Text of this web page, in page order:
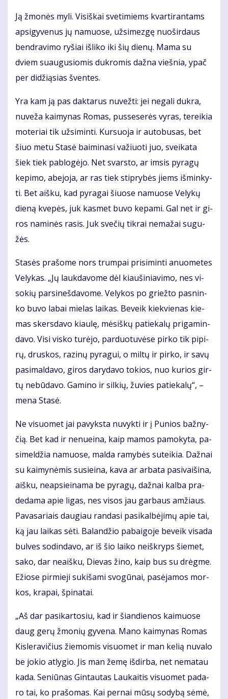
Ją žmo­nės my­li. Vi­siš­kai sve­ti­miems kvar­ti­ran­tams
ap­si­gy­ve­nus jų na­muo­se, už­si­mez­gę nuo­šir­daus
ben­dra­vi­mo ry­šiai iš­li­ko iki šių die­nų. Ma­ma su
dviem su­au­gu­sio­mis duk­ro­mis daž­na vieš­nia, ypač
per di­dži­ą­sias šven­tes.
Yra kam ją pas dak­ta­rus nu­vež­ti: jei ne­ga­li duk­ra,
nu­ve­ža kai­my­nas Ro­mas, pus­se­se­rės vy­ras, te­rei­kia
mo­te­riai tik už­si­min­ti. Kur­suo­ja ir au­to­bu­sas, bet
šiuo me­tu Sta­sė bai­mi­na­si va­žiuo­ti juo, svei­ka­ta
šiek tiek pa­blo­gė­jo. Net svars­to, ar im­sis py­ra­gų
ke­pi­mo, abe­jo­ja, ar ras tiek stip­ry­bės jiems iš­min­ky­
ti. Bet aiš­ku, kad py­ra­gai šiuo­se na­muo­se Ve­ly­kų
die­ną kve­pės, juk kas­met bu­vo ke­pa­mi. Gal net ir gi­
ros na­mi­nės ra­sis. Juk sve­čių tik­rai ne­ma­žai su­gu­
žės.
Sta­sės pra­šo­me nors trum­pai pri­si­min­ti anuo­me­tes
Ve­ly­kas. „Jų lauk­da­vo­me dėl kiau­ši­nia­vi­mo, nes vi­
so­kių par­si­neš­da­vo­me. Ve­ly­kos po griež­to pas­nin­
ko bu­vo la­bai mie­las lai­kas. Be­veik kiek­vie­nas kie­
mas skers­da­vo kiau­lę, mė­siš­kų pa­tie­ka­lų pri­ga­min­
da­vo. Vi­si vis­ko tu­rė­jo, par­duo­tu­vė­se pir­ko tik pi­pi­
rų, drus­kos, ra­zi­nų py­ra­gui, o mil­tų ir pir­ko, ir sa­vų
pa­si­mal­da­vo, gi­ros da­ry­da­vo to­kios, nuo ku­rios gir­
tų ne­bū­da­vo. Ga­mi­no ir sil­kių, žu­vies pa­tie­ka­lų“, –
me­na Sta­sė.
Ne vi­suo­met jai pa­vyks­ta nu­vyk­ti ir į Pu­nios baž­ny­
čią. Bet kad ir ne­nu­ei­na, kaip ma­mos pa­mo­ky­ta, pa­
si­mel­džia na­muo­se, mal­da ra­my­bės su­tei­kia. Daž­nai
su kai­my­nė­mis su­si­ei­na, ka­va ar ar­ba­ta pa­si­vai­ši­na,
aiš­ku, neap­si­ei­na­ma be py­ra­gų, daž­nai kal­ba pra­
de­da­ma apie li­gas, nes vi­sos jau gar­baus am­žiaus.
Pa­va­sa­riais dau­giau ran­da­si pa­si­kal­bė­ji­mų apie tai,
ką jau lai­kas sė­ti. Ba­lan­džio pa­bai­go­je be­veik vi­sa­da
bul­ves so­din­da­vo, ar iš šio lai­ko ne­iš­kryps šie­met,
sa­ko, dar ne­aiš­ku, Die­vas ži­no, kaip bus su drėg­me.
Ežio­se pir­mie­ji su­ki­ša­mi svo­gū­nai, pa­sė­ja­mos mor­
kos, kra­pai, špi­na­tai.
„Aš dar pa­si­kar­to­siu, kad ir šian­die­nos kai­muo­se
daug ge­rų žmo­nių gy­ve­na. Ma­no kai­my­nas Ro­mas
Kis­le­ra­vi­čius žie­mo­mis vi­suo­met ir man ke­lią nu­va­lo
be jo­kio at­ly­gio. Jis man že­mę iš­dir­ba, net ne­ma­tau
ka­da. Se­niū­nas Gin­tau­tas Lau­kai­tis vi­suo­met pa­da­
ro tai, ko pra­šo­mas. Kai per­nai mū­sų so­dy­bą sė­mė,